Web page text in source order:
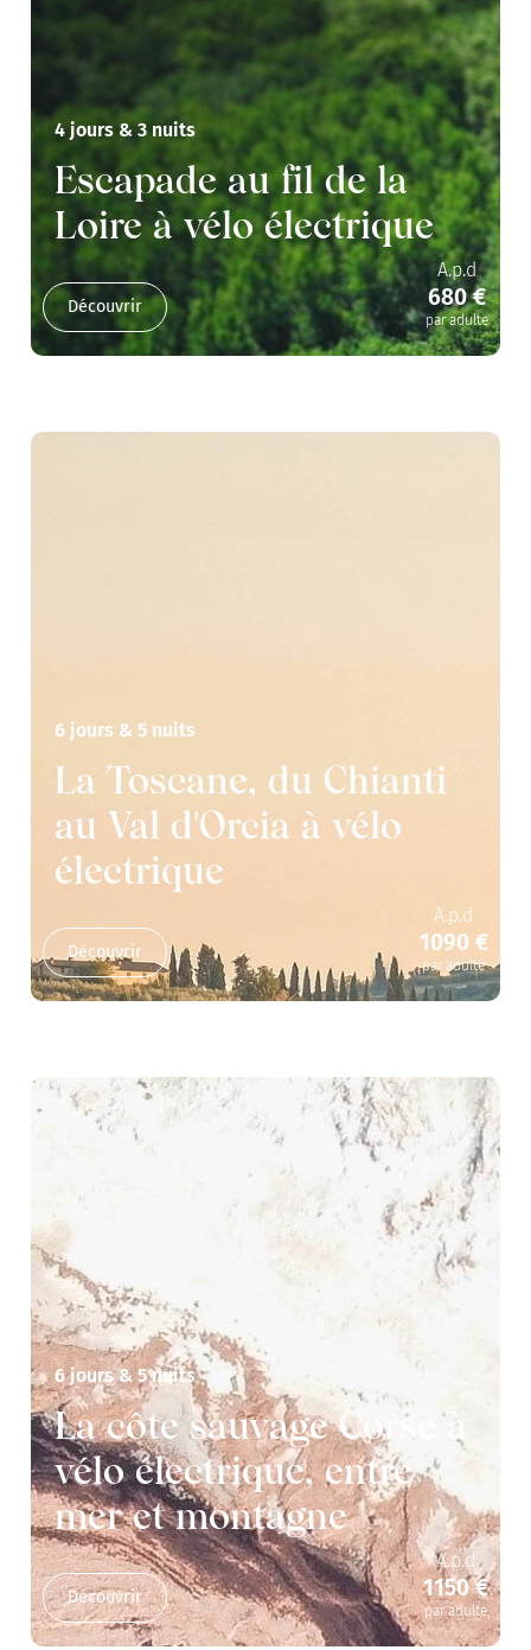
4 jours & 3 nuits
Escapade au fil de la
Loire à vélo électrique
Découvrir
A.p.d
680 €
par adulte
6 jours & 5 nuits
La Toscane, du Chianti
au Val d'Orcia à vélo
électrique
Découvrir
A.p.d
1090 €
par adulte
6 jours & 5 nuits
La côte sauvage Corse à
vélo électrique, entre
mer et montagne
Découvrir
A.p.d
1150 €
par adulte